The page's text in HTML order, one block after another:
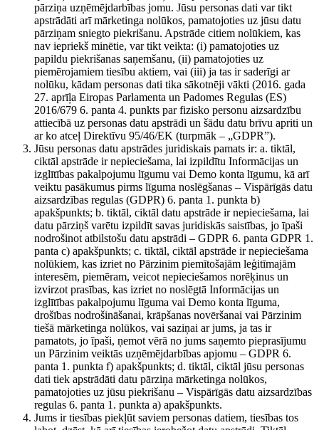
pārziņa uzņēmējdarbības jomu. Jūsu personas dati var tikt
apstrādāti arī mārketinga nolūkos, pamatojoties uz jūsu datu
pārziņam sniegto piekrišanu. Apstrāde citiem nolūkiem, kas
nav iepriekš minētie, var tikt veikta: (i) pamatojoties uz
papildu piekrišanas saņemšanu, (ii) pamatojoties uz
piemērojamiem tiesību aktiem, vai (iii) ja tas ir saderīgi ar
nolūku, kādam personas dati tika sākotnēji vākti (2016. gada
27. aprīļa Eiropas Parlamenta un Padomes Regulas (ES)
2016/679 6. panta 4. punkts par fizisko personu aizsardzību
attiecībā uz personas datu apstrādi un šādu datu brīvu apriti un
ar ko atceļ Direktīvu 95/46/EK (turpmāk – „GDPR”).
Jūsu personas datu apstrādes juridiskais pamats ir: a. tiktāl,
ciktāl apstrāde ir nepieciešama, lai izpildītu Informācijas un
izglītības pakalpojumu līgumu vai Demo konta līgumu, kā arī
veiktu pasākumus pirms līguma noslēgšanas – Vispārīgās datu
aizsardzības regulas (GDPR) 6. panta 1. punkta b)
apakšpunkts; b. tiktāl, ciktāl datu apstrāde ir nepieciešama, lai
datu pārziņš varētu izpildīt savas juridiskās saistības, jo īpaši
nodrošinot atbilstošu datu apstrādi – GDPR 6. panta GDPR 1.
panta c) apakšpunkts; c. tiktāl, ciktāl apstrāde ir nepieciešama
nolūkiem, kas izriet no Pārzinim piemītošajām leģitīmajām
interesēm, piemēram, veicot nepieciešamos norēķinus un
izvirzot prasības, kas izriet no noslēgtā Informācijas un
izglītības pakalpojumu līguma vai Demo konta līguma,
drošības nodrošināšanai, krāpšanas novēršanai vai Pārzinim
tiešā mārketinga nolūkos, vai saziņai ar jums, ja tas ir
pamatots, jo īpaši, ņemot vērā no jums saņemto pieprasījumu
un Pārzinim veiktās uzņēmējdarbības apjomu – GDPR 6.
panta 1. punkta f) apakšpunkts; d. tiktāl, ciktāl jūsu personas
dati tiek apstrādāti datu pārziņa mārketinga nolūkos,
pamatojoties uz jūsu piekrišanu – Vispārīgās datu aizsardzības
regulas 6. panta 1. punkta a) apakšpunkts.
Jums ir tiesības piekļūt saviem personas datiem, tiesības tos